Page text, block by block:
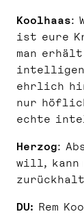
Koolhaas:
ist eure
man
ehrlich
nur
echte
Herzog:
will, kann
DU: Rem